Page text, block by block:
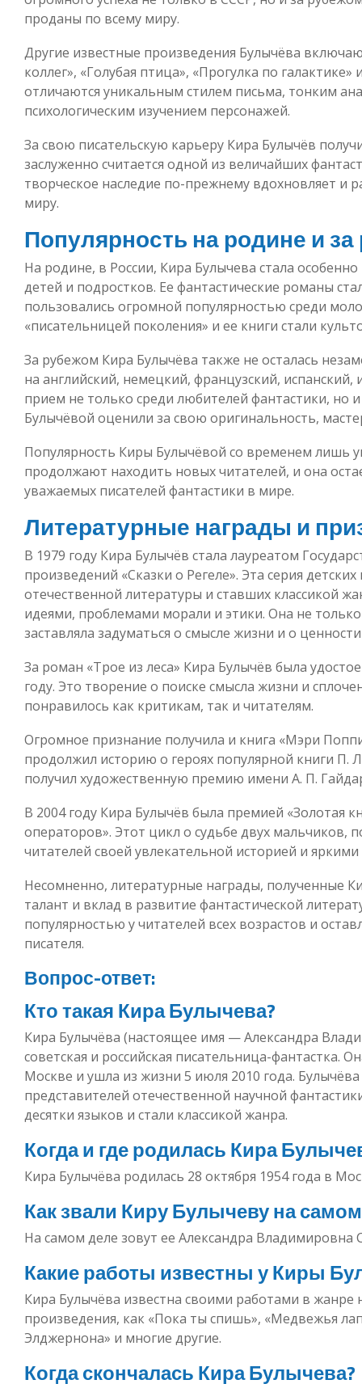
проданы по всему миру.
Другие известные произведения Булычёва
коллег», «Голубая птица», «Прогулка по
отличаются уникальным стилем письма, тонким
психологическим изучением персонажей.
За свою писательскую карьеру Кира Булычёв
заслуженно считается одной из величайших
творческое наследие по-прежнему вдохновляет и
миру.
Популярность на родине и
На родине, в России, Кира Булычевa стала
детей и подростков. Ее фантастические романы
пользовались огромной популярностью среди
«писательницей поколения» и ее книги стали
За рубежом Кира Булычёвa также не осталась
на английский, немецкий, французский,
прием не только среди любителей фантастики, но
Булычёвой оценили за свою оригинальность,
Популярность Киры Булычёвой со временем лишь
продолжают находить новых читателей, и она
уважаемых писателей фантастики в мире.
Литературные награды и
В 1979 году Кира Булычёв стала лауреатом
произведений «Сказки о Регеле». Эта серия
отечественной литературы и ставших классикой
идеями, проблемами морали и этики. Она не
заставляла задуматься о смысле жизни и о
За роман «Трое из леса» Кира Булычёв была
году. Это творение о поиске смысла жизни и
понравилось как критикам, так и читателям.
Огромное признание получила и книга «Мэри
продолжил историю о героях популярной книги П.
получил художественную премию имени А. П.
В 2004 году Кира Булычёв была премией «Золотая
операторов». Этот цикл о судьбе двух мальчиков,
читателей своей увлекательной историей и
Несомненно, литературные награды, полученные
талант и вклад в развитие фантастической
популярностью у читателей всех возрастов и
писателя.
Вопрос-ответ:
Кто такая Кира Булычева?
Кира Булычёва (настоящее имя — Александра
советская и российская писательница-фантастка.
Москве и ушла из жизни 5 июля 2010 года.
представителей отечественной научной
десятки языков и стали классикой жанра.
Когда и где родилась Кира
Кира Булычёва родилась 28 октября 1954 года в
Как звали Киру Булычеву на
На самом деле зовут ее Александра Владимировна
Какие работы известны у Киры
Кира Булычёва известна своими работами в жанре
произведения, как «Пока ты спишь», «Медвежья
Элджернона» и многие другие.
Когда скончалась Кира Булычева?